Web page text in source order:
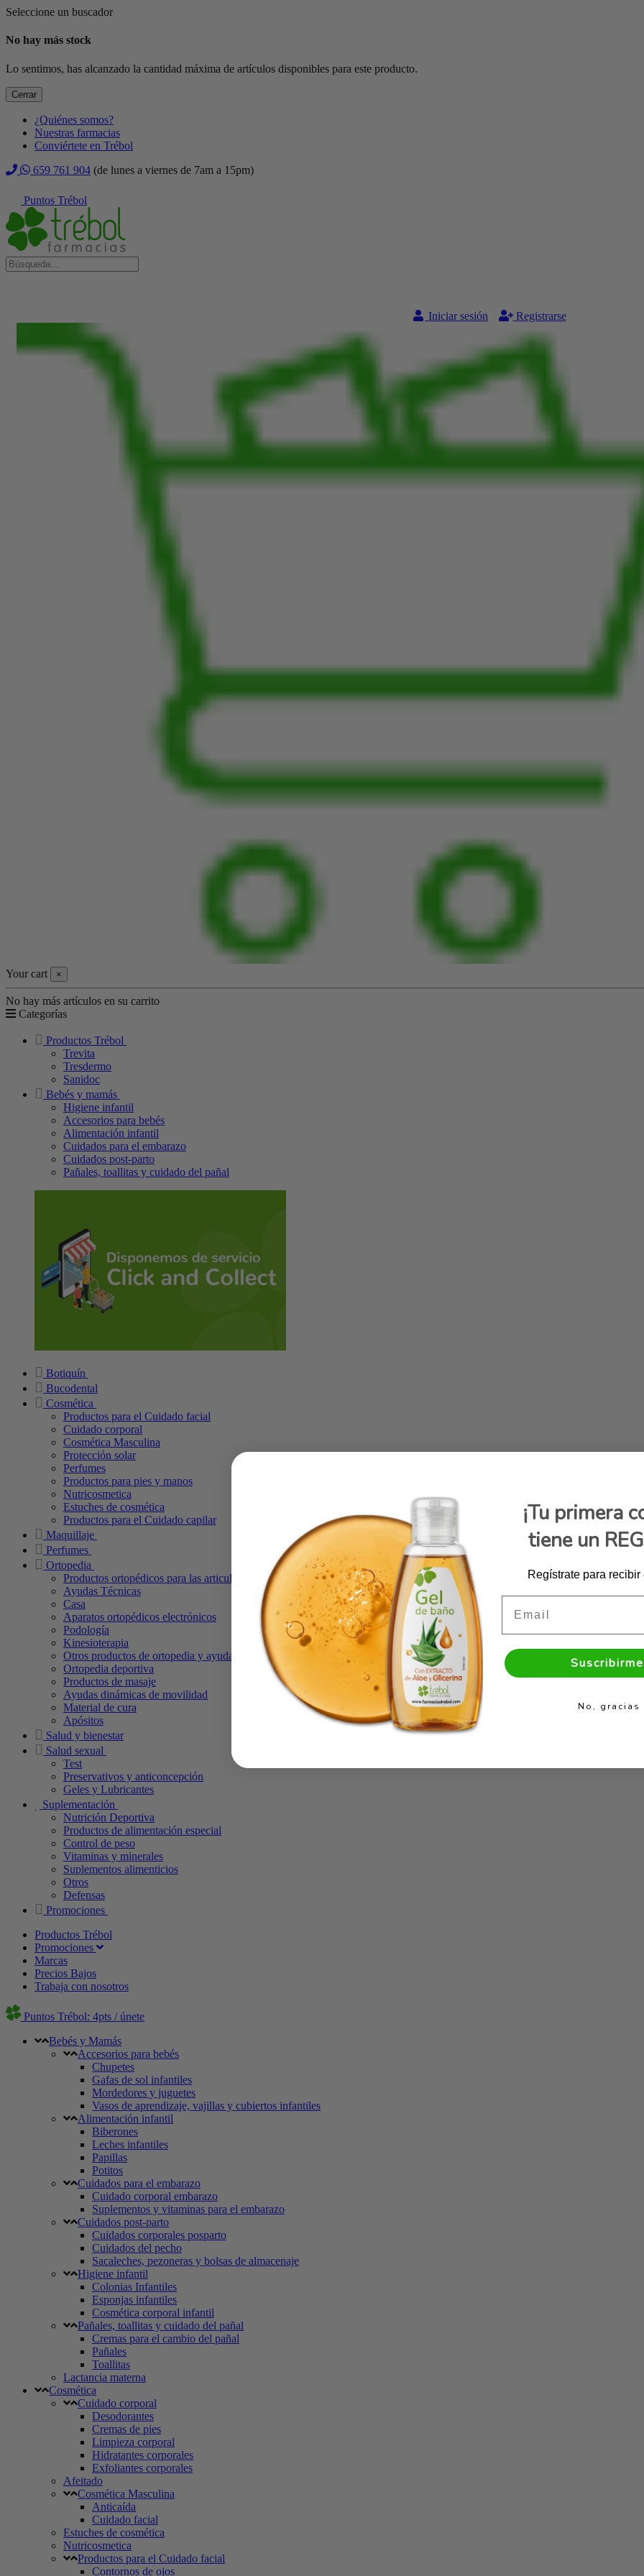
Seleccione un buscador
No hay más stock
Lo sentimos, has alcanzado la cantidad máxima de artículos disponibles para este producto.
Cerrar
¿Quiénes somos?
Nuestras farmacias
Conviértete en Trébol
659 761 904 (de lunes a viernes de 7am a 15pm)
Puntos Trébol
Iniciar sesión Registrarse
Your cart ×
No hay más artículos en su carrito
Categorías
Productos Trébol
Trevita
Tresdermo
Sanidoc
Bebés y mamás
Higiene infantil
Accesorios para bebés
Alimentación infantil
Cuidados para el embarazo
Cuidados post-parto
Pañales, toallitas y cuidado del pañal
Botiquín
Bucodental
Cosmética
Productos para el Cuidado facial
Cuidado corporal
Cosmética Masculina
Protección solar
Perfumes
Productos para pies y manos
Nutricosmetica
Estuches de cosmética
Productos para el Cuidado capilar
Maquillaje
Perfumes
Ortopedia
Productos ortopédicos para las articulaciones
Ayudas Técnicas
Casa
Aparatos ortopédicos electrónicos
Podología
Kinesioterapia
Otros productos de ortopedia y ayudas técnicas
Ortopedia deportiva
Productos de masaje
Ayudas dinámicas de movilidad
Material de cura
Apósitos
Salud y bienestar
Salud sexual
Test
Preservativos y anticoncepción
Geles y Lubricantes
Suplementación
Nutrición Deportiva
Productos de alimentación especial
Control de peso
Vitaminas y minerales
Suplementos alimenticios
Otros
Defensas
Promociones
Productos Trébol
Promociones
Marcas
Precios Bajos
Trabaja con nosotros
Puntos Trébol: 4pts / únete
Bebés y Mamás
Accesorios para bebés
Chupetes
Gafas de sol infantiles
Mordedores y juguetes
Vasos de aprendizaje, vajillas y cubiertos infantiles
Alimentación infantil
Biberones
Leches infantiles
Papillas
Potitos
Cuidados para el embarazo
Cuidado corporal embarazo
Suplementos y vitaminas para el embarazo
Cuidados post-parto
Cuidados corporales posparto
Cuidados del pecho
Sacaleches, pezoneras y bolsas de almacenaje
Higiene infantil
Colonias Infantiles
Esponjas infantiles
Cosmética corporal infantil
Pañales, toallitas y cuidado del pañal
Cremas para el cambio del pañal
Pañales
Toallitas
Lactancia materna
Cosmética
Cuidado corporal
Desodorantes
Cremas de pies
Limpieza corporal
Hidratantes corporales
Exfoliantes corporales
Afeitado
Cosmética Masculina
Anticaída
Cuidado facial
Estuches de cosmética
Nutricosmetica
Productos para el Cuidado facial
Contornos de ojos
¡Tu primera
tiene un
Regístrate para
No, gracias